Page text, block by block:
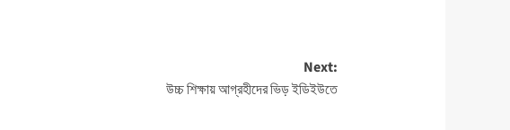
Next:
উচ্চ শিক্ষায় আগ্রহীদের ভিড় ইডিইউতে